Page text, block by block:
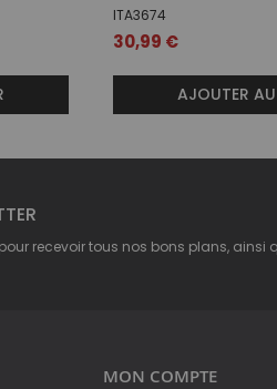
ITA3674
30,99 €
AJOUTER
recevoir tous nos bons plans, ainsi
MON COMPTE